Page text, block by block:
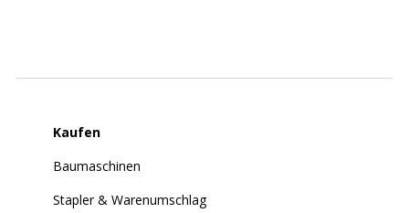
Kaufen
Baumaschinen
Stapler & Warenumschlag